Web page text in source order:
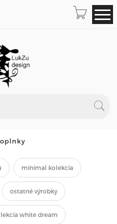
minimal kolekcia
ostatné výrobky
white dream